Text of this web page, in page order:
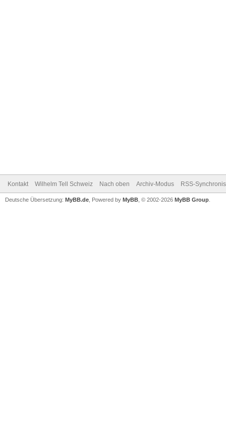
Kontakt Wilhelm Tell Schweiz Nach oben Archiv-Modus RSS-
Deutsche Übersetzung: MyBB.de , Powered by MyBB , © 2002-2026 MyBB Group